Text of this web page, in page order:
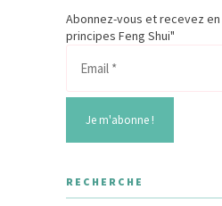
Abonnez-vous et recevez
principes Feng Shui"
RECHERCHE